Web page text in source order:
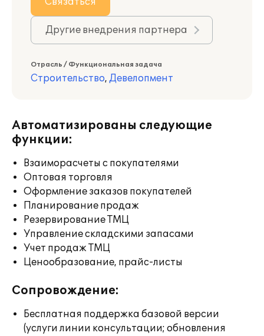
Другие внедрения партнера
Отрасль / Функциональная задача
Строительство, Девелопмент
Автоматизированы следующие
функции:
Взаиморасчеты с покупателями
Оптовая торговля
Оформление заказов покупателей
Планирование продаж
Резервирование ТМЦ
Управление складскими запасами
Учет продаж ТМЦ
Ценообразование, прайс-листы
Сопровождение:
Бесплатная поддержка базовой версии
(услуги линии консультации; обновления